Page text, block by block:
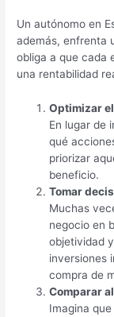
Un autónomo en
además, enfrenta
obliga a que cada
una rentabilidad
Optimizar
En lugar de
qué
priorizar
beneficio.
Tomar
Muchas
negocio en
objetividad
inversiones
compra de
Comparar
Imagina